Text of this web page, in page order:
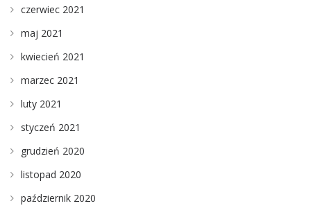
czerwiec 2021
maj 2021
kwiecień 2021
marzec 2021
luty 2021
styczeń 2021
grudzień 2020
listopad 2020
październik 2020